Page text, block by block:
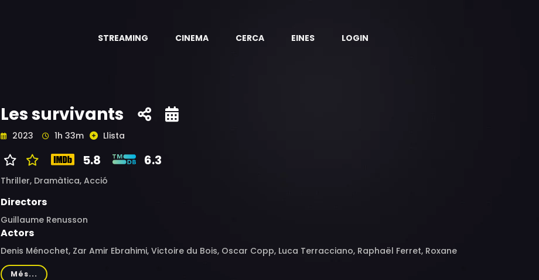
STREAMING CINEMA CERCA EINES LOGIN
Les survivants
2023 1h 33m Llista
5.8 6.3
Thriller, Dramàtica, Acció
Directors
Guillaume Renusson
Actors
Denis Ménochet, Zar Amir Ebrahimi, Victoire du Bois, Oscar Copp, Luca Terracciano, Raphaël Ferret, Roxane
Barazzuol, Valentine Atlan, Guillaume Pottier, Rémi Pedevilla, Bastien Ughetto
Més...